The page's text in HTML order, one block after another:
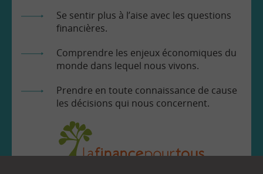
Se sentir plus à l’aise avec les questions
financières.
Comprendre les enjeux économiques du
monde dans lequel nous vivons.
Prendre en toute connaissance de cause
les décisions qui nous concernent.